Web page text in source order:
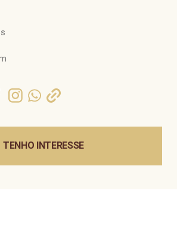
TENHO INTERESSE